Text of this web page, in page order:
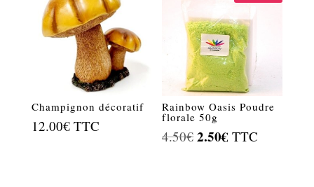
Champignon décoratif
12.00€ TTC
Rainbow Oasis Poudre
florale 50g
4.50€ Le
2.50€ Le
TTC